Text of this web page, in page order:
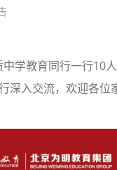
学教育同行一行10
深入交流，欢迎各